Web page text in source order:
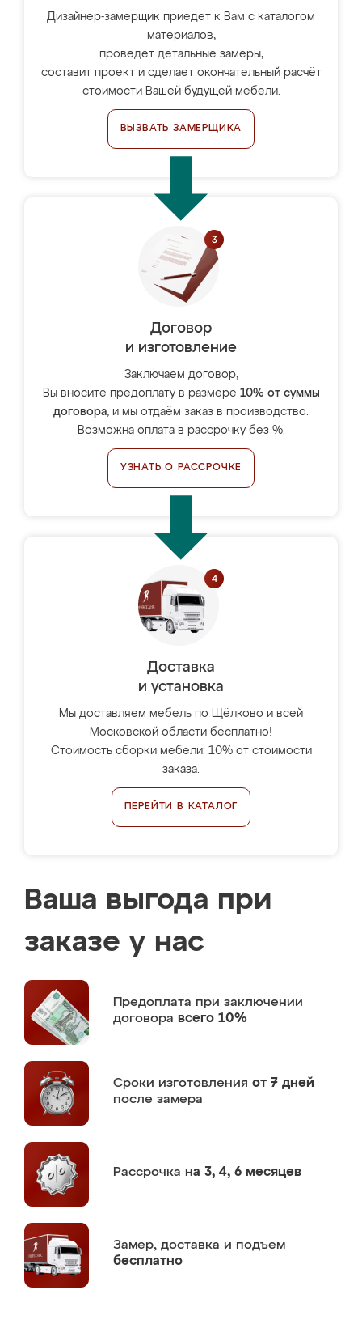
Дизайнер-замерщик приедет к Вам с каталогом
материалов,
проведёт детальные замеры,
составит проект и сделает окончательный расчёт
стоимости Вашей будущей мебели.
ВЫЗВАТЬ ЗАМЕРЩИКА
Договор
и изготовление
Заключаем договор,
Вы вносите предоплату в размере 10% от суммы
договора, и мы отдаём заказ в производство.
Возможна оплата в рассрочку без %.
УЗНАТЬ О РАССРОЧКЕ
Доставка
и установка
Мы доставляем мебель по Щёлково и всей
Московской области бесплатно!
Стоимость сборки мебели: 10% от стоимости
заказа.
ПЕРЕЙТИ В КАТАЛОГ
Ваша выгода при
заказе у нас
Предоплата при заключении
договора всего 10%
Сроки изготовления от 7 дней
после замера
Рассрочка на 3, 4, 6 месяцев
Замер, доставка и подъем
бесплатно